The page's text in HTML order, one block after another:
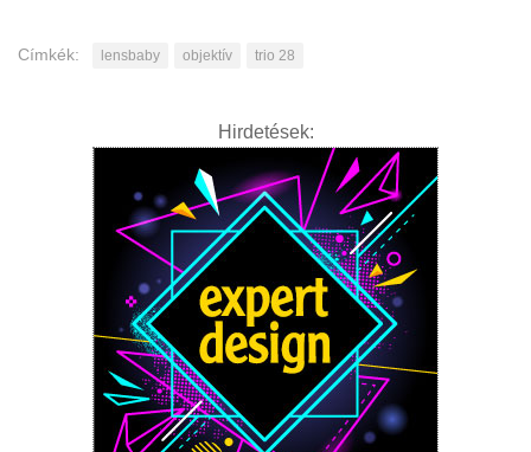
Címkék: lensbaby objektív trio 28
Hirdetések: